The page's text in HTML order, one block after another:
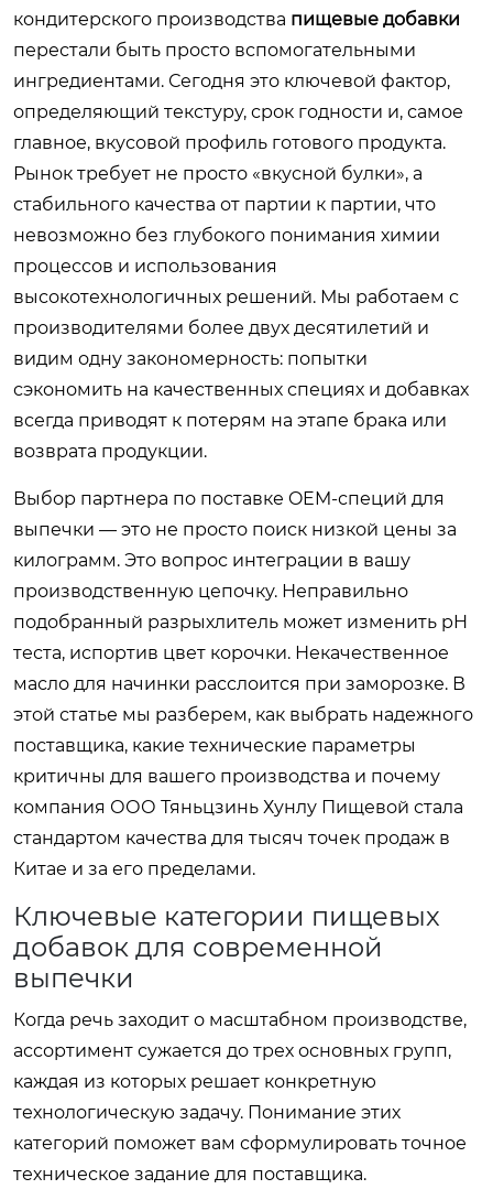
кондитерского производства пищевые добавки
перестали быть просто вспомогательными
ингредиентами. Сегодня это ключевой фактор,
определяющий текстуру, срок годности и, самое
главное, вкусовой профиль готового продукта.
Рынок требует не просто «вкусной булки», а
стабильного качества от партии к партии, что
невозможно без глубокого понимания химии
процессов и использования
высокотехнологичных решений. Мы работаем с
производителями более двух десятилетий и
видим одну закономерность: попытки
сэкономить на качественных специях и добавках
всегда приводят к потерям на этапе брака или
возврата продукции.
Выбор партнера по поставке OEM-специй для
выпечки — это не просто поиск низкой цены за
килограмм. Это вопрос интеграции в вашу
производственную цепочку. Неправильно
подобранный разрыхлитель может изменить pH
теста, испортив цвет корочки. Некачественное
масло для начинки расслоится при заморозке. В
этой статье мы разберем, как выбрать надежного
поставщика, какие технические параметры
критичны для вашего производства и почему
компания ООО Тяньцзинь Хунлу Пищевой стала
стандартом качества для тысяч точек продаж в
Китае и за его пределами.
Ключевые категории пищевых
добавок для современной
выпечки
Когда речь заходит о масштабном производстве,
ассортимент сужается до трех основных групп,
каждая из которых решает конкретную
технологическую задачу. Понимание этих
категорий поможет вам сформулировать точное
техническое задание для поставщика.